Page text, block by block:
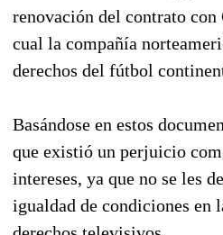
renovación del contrato con
cual la compañía
derechos del fútbol
Basándose en estos
que existió un perjuicio
intereses, ya que no se les
igualdad de condiciones en